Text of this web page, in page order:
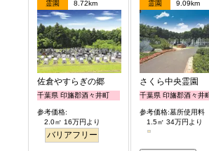
霊園 8.72km
佐倉やすらぎの郷
千葉県 印旛郡酒々井町
参考価格:
2.0㎡ 16万円より
バリアフリー
霊園 9.09km
さくら中央霊園
千葉県 印旛郡酒々井町
参考価格:墓所使用料
1.5㎡ 34万円より